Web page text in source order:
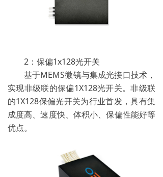
2：保偏1x128光开关
基于MEMS微镜与集成光接口技术，
实现非级联的保偏1X128光开关。非级联
的1X128保偏光开关为行业首发，具有集
成度高、速度快、体积小、保偏性能好等
优点。